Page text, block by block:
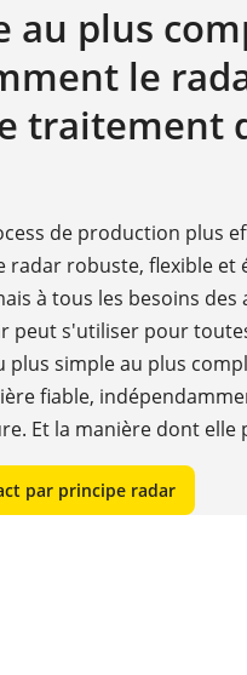
au plus
le
traitement
de production plus
radar robuste, flexible et
à tous les besoins
peut s'utiliser pour
simple au plus
fiable,
Et la manière dont
par principe radar